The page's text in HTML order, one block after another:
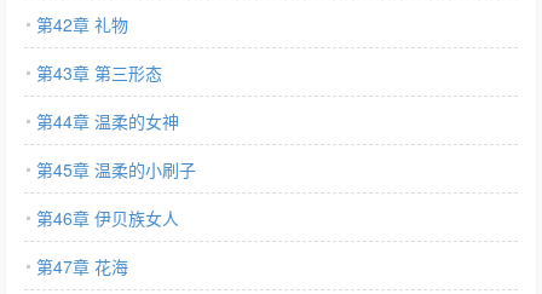
第42章 礼物
第43章 第三形态
第44章 温柔的女神
第45章 温柔的小刷子
第46章 伊贝族女人
第47章 花海